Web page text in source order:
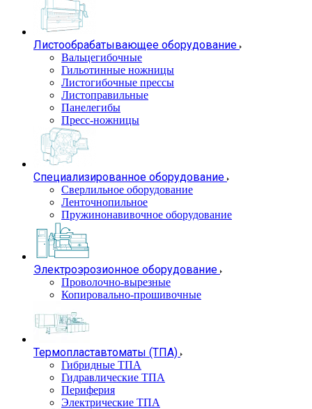
Листообрабатывающее оборудование
Вальцегибочные
Гильотинные ножницы
Листогибочные прессы
Листоправильные
Панелегибы
Пресс-ножницы
Специализированное оборудование
Сверлильное оборудование
Ленточнопильное
Пружинонавивочное оборудование
Электроэрозионное оборудование
Проволочно-вырезные
Копировально-прошивочные
Термопластавтоматы (ТПА)
Гибридные ТПА
Гидравлические ТПА
Периферия
Электрические ТПА